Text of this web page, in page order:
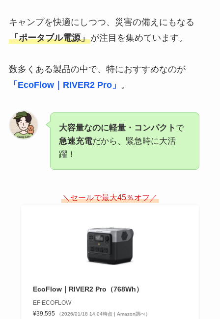
キャンプを快適にしつつ、災害の備えにもなる
「ポータブル電源」が注目を集めています。
数多くある製品の中で、特におすすめなのが
「EcoFlow｜RIVER2 Pro」 。
大容量なのに軽量・コンパクト で
急速充電だから、緊急時に大活
躍！
＼セールで最大45％オフ／
EcoFlow｜RIVER2 Pro（768Wh）
EF ECOFLOW
¥39,595
（2026/01/18 14:04時点 | Amazon調べ）